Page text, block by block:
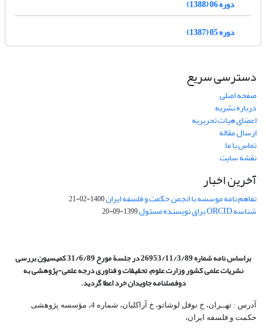
دوره 06 (1388)
دوره 05 (1387)
دسترسی سریع
صفحه اصلی
درباره نشریه
اعضای هیات تحریریه
ارسال مقاله
تماس با ما
نقشه سایت
آخرین اخبار
تفاهم نامه موسسه با انجمن حکمت و فلسفه ایران1400-02-21
شناسه ORCID برای نویسنده مسئول 1399-09-20
براساس نامه شماره 26953/11/3/89 در جلسة مورخ 31/6/89 کمیسیون
بررسی
نشریات علمی کشور وزارت علوم، تحقیقات و فناوری درجه علمی‌-پژوهشیبه
دوفصلنامه جاویدان خرد اعطا گردید.
آدرس : تهــران، خ نوفل لوشاتو، خ آراکلیان، شماره 4،‌ مؤسسه پژوهشی
حکمت و فلسفه ایران،‌